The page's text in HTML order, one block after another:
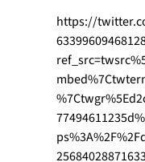
https://